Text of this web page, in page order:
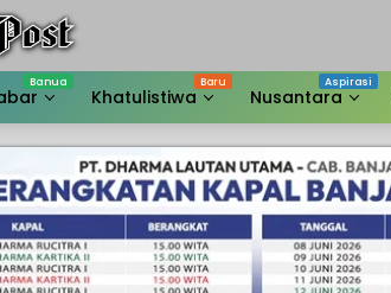
Khatulistiwa Nusantara